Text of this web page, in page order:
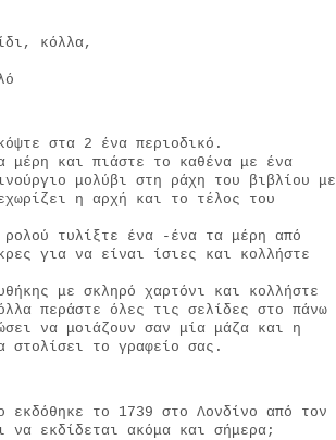
κόλλα,
στα 2 ένα περιοδικό.
μέρη και πιάστε το καθένα με ένα
μολύβι στη ράχη του βιβλίου με
η αρχή και το τέλος του
τυλίξτε ένα -ένα τα μέρη από
για να είναι ίσιες και κολλήστε
με σκληρό χαρτόνι και κολλήστε
περάστε όλες τις σελίδες στο πάνω
να μοιάζουν σαν μία μάζα και η
στολίσει το γραφείο σας.
εκδόθηκε το 1739 στο Λονδίνο από τον
να εκδίδεται ακόμα και σήμερα;